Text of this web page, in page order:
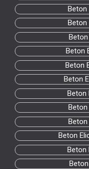
Beton
Beton
Beton
Beton
Beton
Beton
Beton
Beton
Beton